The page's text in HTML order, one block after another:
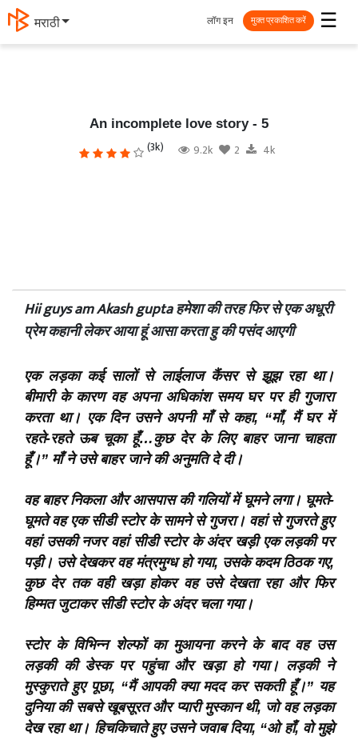
मराठी ☰
लॉग इन मुक्त प्रकाशित करें
An incomplete love story - 5
(3k) 9.2k 2 4k
Hii guys am Akash gupta हमेशा की तरह फिर से एक अधूरी
प्रेम कहानी लेकर आया हूं आसा करता हु की पसंद आएगी
एक लड़का कई सालों से लाईलाज कैंसर से झूझ रहा था।
बीमारी के कारण वह अपना अधिकांश समय घर पर ही गुजारा
करता था। एक दिन उसने अपनी माँ से कहा, “माँ, मैं घर में
रहते-रहते ऊब चूका हूँ…कुछ देर के लिए बाहर जाना चाहता
हूँ।” माँ ने उसे बाहर जाने की अनुमति दे दी।
वह बाहर निकला और आसपास की गलियों में घूमने लगा। घूमते-
घूमते वह एक सीडी स्टोर के सामने से गुजरा। वहां से गुजरते हुए
वहां उसकी नजर वहां सीडी स्टोर के अंदर खड़ी एक लड़की पर
पड़ी। उसे देखकर वह मंत्रमुग्ध हो गया, उसके कदम ठिठक गए,
कुछ देर तक वही खड़ा होकर वह उसे देखता रहा और फिर
हिम्मत जुटाकर सीडी स्टोर के अंदर चला गया।
स्टोर के विभिन्न शेल्फों का मुआयना करने के बाद वह उस
लड़की की डेस्क पर पहुंचा और खड़ा हो गया। लड़की ने
मुस्कुराते हुए पूछा, “मैं आपकी क्या मदद कर सकती हूँ।” यह
दुनिया की सबसे खूबसूरत और प्यारी मुस्कान थी, जो वह लड़का
देख रहा था। हिचकिचाते हुए उसने जवाब दिया, “ओ हाँ, वो मुझे